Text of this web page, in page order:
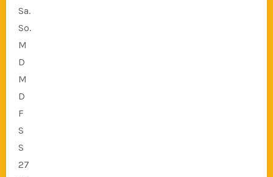
Sa.
So.
M
D
M
D
F
S
S
27